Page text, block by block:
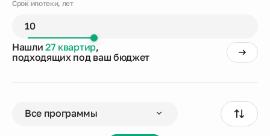
Срок ипотеки, лет
Нашли 27 квартир,
подходящих под ваш бюджет